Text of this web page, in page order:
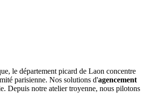
le département picard de Laon concentre
parisienne. Nos solutions d'agencement
Depuis notre atelier troyenne, nous pilotons